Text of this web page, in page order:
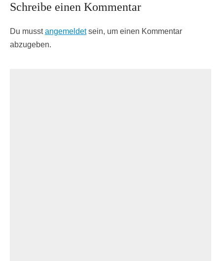
Schreibe einen Kommentar
Du musstangemeldetsein, um einen Kommentar
abzugeben.